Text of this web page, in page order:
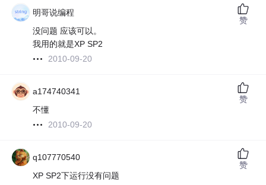
明哥说编程
没问题 应该可以。
我用的就是XP SP2
2010-09-20
赞
a174740341
不懂
2010-09-20
赞
q107770540
XP SP2下运行没有问题
赞